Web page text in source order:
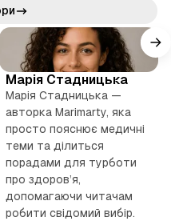
е
б
с
а
й
т
Марія Стадницька
Марія Стадницька —
авторка Marimarty, яка
просто пояснює медичні
теми та ділиться
порадами для турботи
про здоров’я,
допомагаючи читачам
робити свідомий вибір.